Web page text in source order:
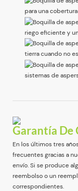
para una
riego eficiente y
tierra cuando no
sistemas de
Garantía De
En los últimos tres
frecuentes gracias a
envío. Si se produce
reembolso o un
correspondientes.